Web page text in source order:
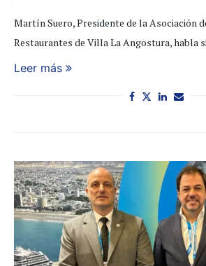
Martín Suero, Presidente de la Asociación
Restaurantes de Villa La Angostura, habla
Leer más